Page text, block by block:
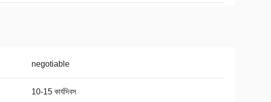
negotiable
10-15 কার্যদিবস